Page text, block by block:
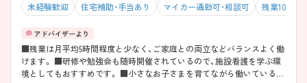
未経験歓迎 住宅補助・手当あり マイカー通勤可・相談可 残業10h以下
■残業は月平均5時間程度と少なく、ご家庭との両立などバランスよく働
けます。 ■研修や勉強会も随時開催されているので、施設看護を学ぶ環
境としてもおすすめです。 ■小さなお子さまを育てながら働いている方